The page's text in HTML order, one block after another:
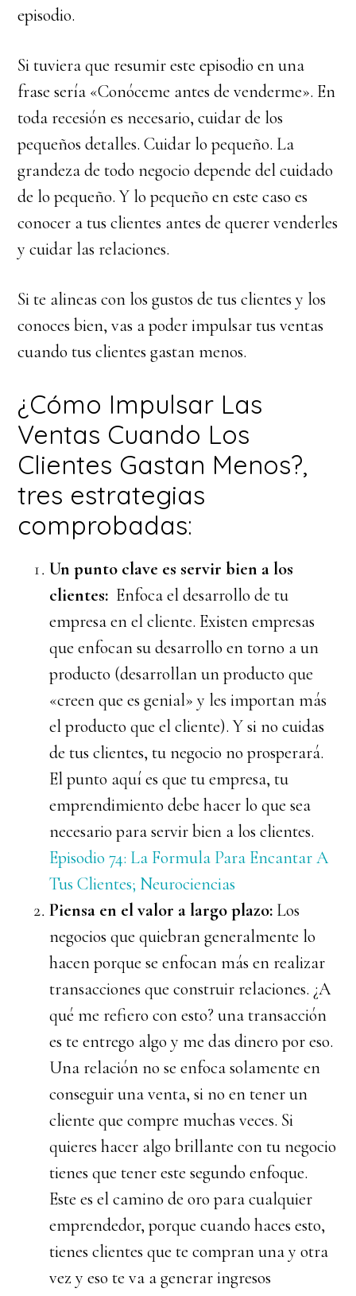
episodio.
Si tuviera que resumir este episodio en una
frase sería «Conóceme antes de venderme». En
toda recesión es necesario, cuidar de los
pequeños detalles. Cuidar lo pequeño. La
grandeza de todo negocio depende del cuidado
de lo pequeño. Y lo pequeño en este caso es
conocer a tus clientes antes de querer venderles
y cuidar las relaciones.
Si te alineas con los gustos de tus clientes y los
conoces bien, vas a poder impulsar tus ventas
cuando tus clientes gastan menos.
¿Cómo Impulsar Las
Ventas Cuando Los
Clientes Gastan Menos?,
tres estrategias
comprobadas:
Un punto clave es servir bien a los
clientes: Enfoca el desarrollo de tu
empresa en el cliente. Existen empresas
que enfocan su desarrollo en torno a un
producto (desarrollan un producto que
«creen que es genial» y les importan más
el producto que el cliente). Y si no cuidas
de tus clientes, tu negocio no prosperará.
El punto aquí es que tu empresa, tu
emprendimiento debe hacer lo que sea
necesario para servir bien a los clientes.
Episodio 74: La Formula Para Encantar A
Tus Clientes; Neurociencias
Piensa en el valor a largo plazo: Los
negocios que quiebran generalmente lo
hacen porque se enfocan más en realizar
transacciones que construir relaciones. ¿A
qué me refiero con esto? una transacción
es te entrego algo y me das dinero por eso.
Una relación no se enfoca solamente en
conseguir una venta, si no en tener un
cliente que compre muchas veces. Si
quieres hacer algo brillante con tu negocio
tienes que tener este segundo enfoque.
Este es el camino de oro para cualquier
emprendedor, porque cuando haces esto,
tienes clientes que te compran una y otra
vez y eso te va a generar ingresos